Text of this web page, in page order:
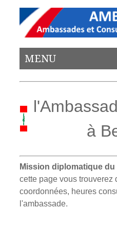
MENU
à
Mission diplomatique
cette page vous trouverez
coordonnées, heures
l'ambassade.